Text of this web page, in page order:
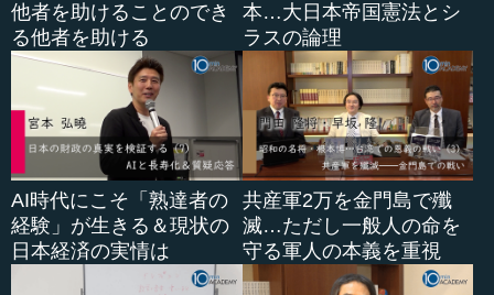
他者を助けることのでき
る他者を助ける
本…大日本帝国憲法とシ
ラスの論理
AI時代にこそ「熟達者の
経験」が生きる＆現状の
日本経済の実情は
共産軍2万を金門島で殲
滅…ただし一般人の命を
守る軍人の本義を重視